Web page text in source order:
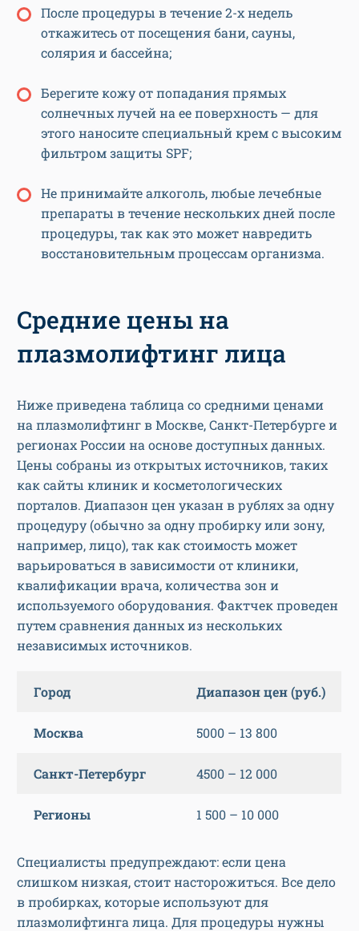
После процедуры в течение 2-х недель
откажитесь от посещения бани, сауны,
солярия и бассейна;
Берегите кожу от попадания прямых
солнечных лучей на ее поверхность — для
этого наносите специальный крем с высоким
фильтром защиты SPF;
Не принимайте алкоголь, любые лечебные
препараты в течение нескольких дней после
процедуры, так как это может навредить
восстановительным процессам организма.
Средние цены на
плазмолифтинг лица
Ниже приведена таблица со средними ценами
на плазмолифтинг в Москве, Санкт-Петербурге и
регионах России на основе доступных данных.
Цены собраны из открытых источников, таких
как сайты клиник и косметологических
порталов. Диапазон цен указан в рублях за одну
процедуру (обычно за одну пробирку или зону,
например, лицо), так как стоимость может
варьироваться в зависимости от клиники,
квалификации врача, количества зон и
используемого оборудования. Фактчек проведен
путем сравнения данных из нескольких
независимых источников.
Город Диапазон цен (руб.)
Москва 5000 – 13 800
Санкт-Петербург 4500 – 12 000
Регионы 1 500 – 10 000
Специалисты предупреждают: если цена
слишком низкая, стоит насторожиться. Все дело
в пробирках, которые используют для
плазмолифтинга лица. Для процедуры нужны